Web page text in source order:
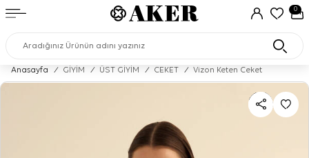
0
Anasayfa / GİYİM / ÜST GİYİM / CEKET / Vizon Keten Ceket